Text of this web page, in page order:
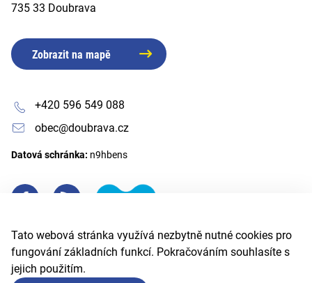
Tato webová stránka využívá nezbytně nutné cookies pro
fungování základních funkcí. Pokračováním souhlasíte s
jejich použitím.
735 33 Doubrava
Zobrazit na mapě
+420 596 549 088
obec@doubrava.cz
Datová schránka: n9hbens